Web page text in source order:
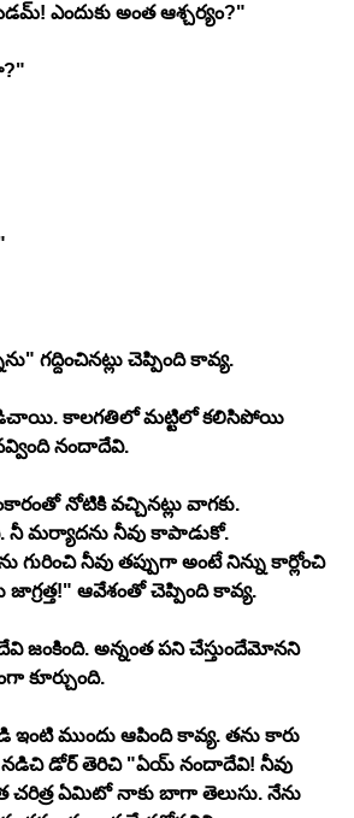
ఎందుకు అంత ఆశ్చర్యం?"
గద్దించినట్లు చెప్పింది కావ్య.
గడిచాయి. కాలగతిలో మట్టిలో కలిసిపోయి
నందాదేవి.
నోటికి వచ్చినట్లు వాగకు.
నీ మర్యాదను నీవు కాపాడుకో.
నీవు తప్పుగా అంటే నిన్ను కార్లోంచి
జాగ్రత్త!" ఆవేశంతో చెప్పింది కావ్య.
జంకింది. అన్నంత పని చేస్తుందేమోనని
కూర్చుంది.
ముందు ఆపింది కావ్య. తను కారు
నడిచి డోర్ తెరిచి "ఏయ్ నందాదేవి! నీవు
ఏమిటో నాకు బాగా తెలుసు. నేను